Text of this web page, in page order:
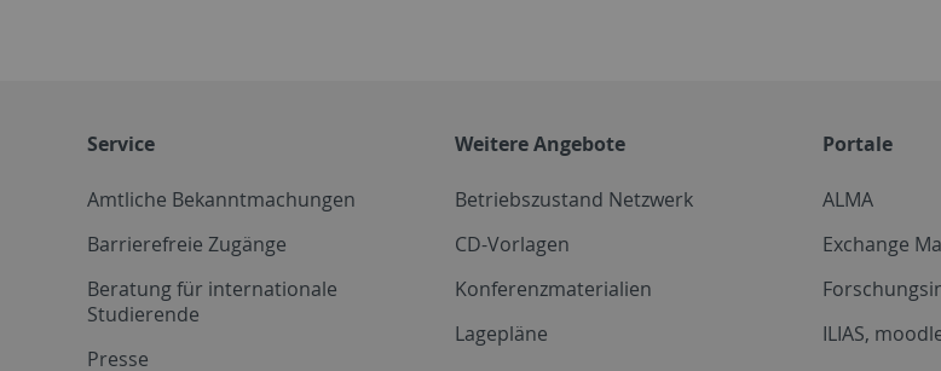
Service
Amtliche Bekanntmachungen
Barrierefreie Zugänge
Beratung für internationale
Studierende
Presse
Weitere Angebote
Betriebszustand Netzwerk
CD-Vorlagen
Konferenzmaterialien
Lagepläne
Portale
ALMA
Exchange
ILIAS,